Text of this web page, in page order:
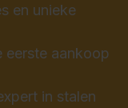
en unieke
aankoop
in stalen